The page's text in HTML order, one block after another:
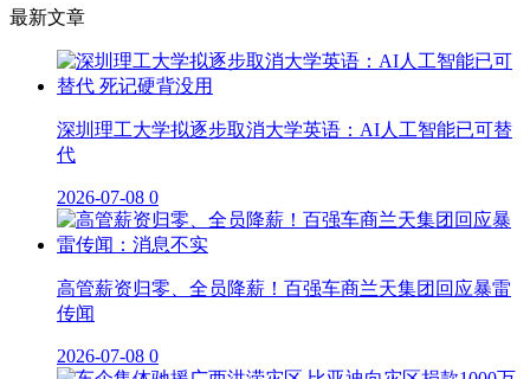
最新文章
深圳理工大学拟逐步取消大学英语：AI人工智能已可替
代
2026-07-08 0
高管薪资归零、全员降薪！百强车商兰天集团回应暴雷
传闻
2026-07-08 0